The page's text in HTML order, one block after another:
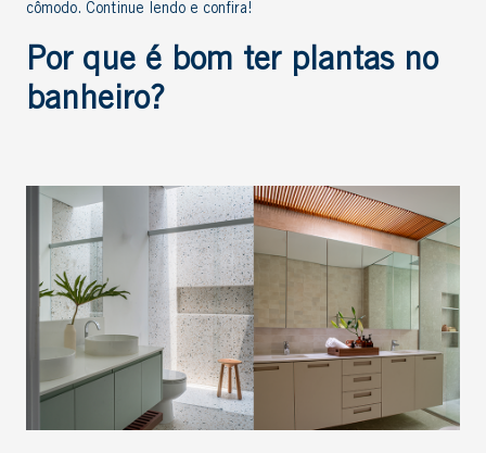
cômodo. Continue lendo e confira!
Por que é bom ter plantas no
banheiro?